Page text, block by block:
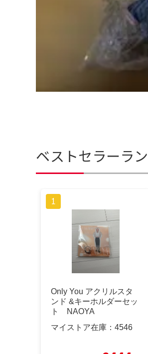
ベストセラーラ
Only You アクリルスタ
ンド &キーホルダーセッ
ト NAOYA
マイストア在庫： 4546